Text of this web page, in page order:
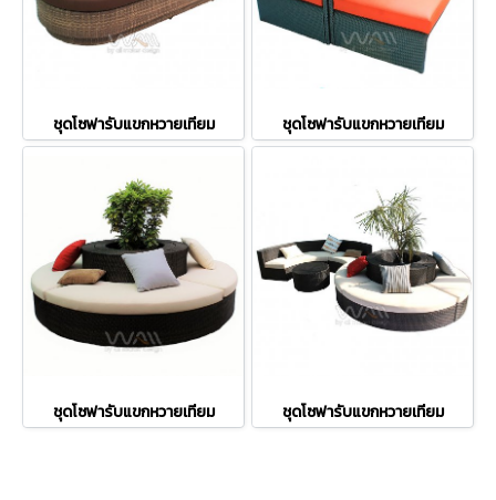
ชุดโซฟารับแขกหวายเทียม ชุดโซฟารับแขกหวายเทียม
ชุดโซฟารับแขกหวายเทียม ชุดโซฟารับแขกหวายเทียม